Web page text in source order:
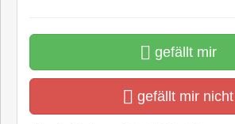
gefällt mir
gefällt mir nicht